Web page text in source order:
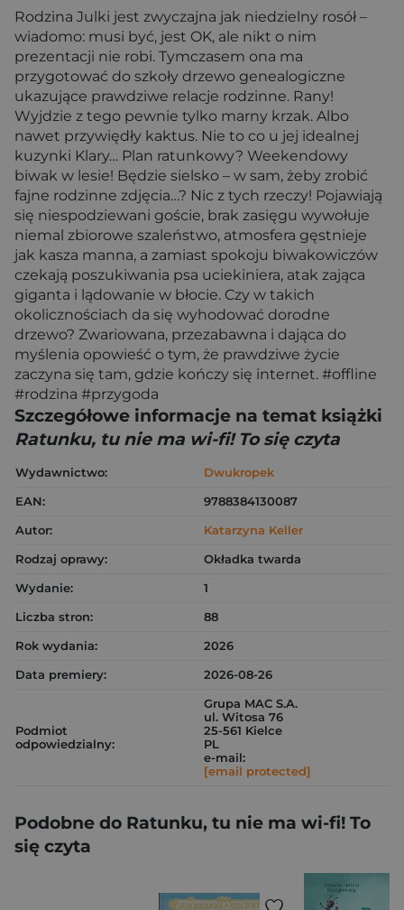
Rodzina Julki jest zwyczajna jak niedzielny rosół –
wiadomo: musi być, jest OK, ale nikt o nim
prezentacji nie robi. Tymczasem ona ma
przygotować do szkoły drzewo genealogiczne
ukazujące prawdziwe relacje rodzinne. Rany!
Wyjdzie z tego pewnie tylko marny krzak. Albo
nawet przywiędły kaktus. Nie to co u jej idealnej
kuzynki Klary… Plan ratunkowy? Weekendowy
biwak w lesie! Będzie sielsko – w sam, żeby zrobić
fajne rodzinne zdjęcia…? Nic z tych rzeczy! Pojawiają
się niespodziewani goście, brak zasięgu wywołuje
niemal zbiorowe szaleństwo, atmosfera gęstnieje
jak kasza manna, a zamiast spokoju biwakowiczów
czekają poszukiwania psa uciekiniera, atak zająca
giganta i lądowanie w błocie. Czy w takich
okolicznościach da się wyhodować dorodne
drzewo? Zwariowana, przezabawna i dająca do
myślenia opowieść o tym, że prawdziwe życie
zaczyna się tam, gdzie kończy się internet. #offline
#rodzina #przygoda
Szczegółowe informacje na temat książki
Ratunku, tu nie ma wi-fi! To się czyta
Wydawnictwo:
Dwukropek
EAN:
9788384130087
Autor:
Katarzyna Keller
Rodzaj oprawy:
Okładka twarda
Wydanie:
1
Liczba stron:
88
Rok wydania:
2026
Data premiery:
2026-08-26
Podmiot
odpowiedzialny:
Grupa MAC S.A.
ul. Witosa 76
25-561 Kielce
PL
e-mail:
[email protected]
Podobne do Ratunku, tu nie ma wi-fi! To
się czyta